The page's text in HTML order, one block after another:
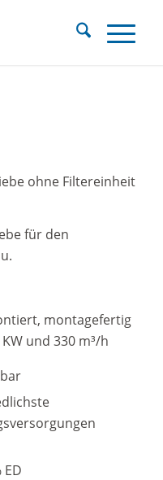
ohne Filtereinheit
für den
montagefertig
und 330 m³/h